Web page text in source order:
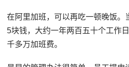
在阿里加班，可以再吃一顿晚饭。
5块钱，大约一年两百五十个工作
千多万加班费。